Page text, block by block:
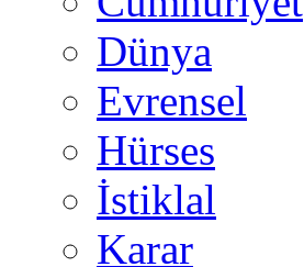
Dünya
Evrensel
Hürses
İstiklal
Karar